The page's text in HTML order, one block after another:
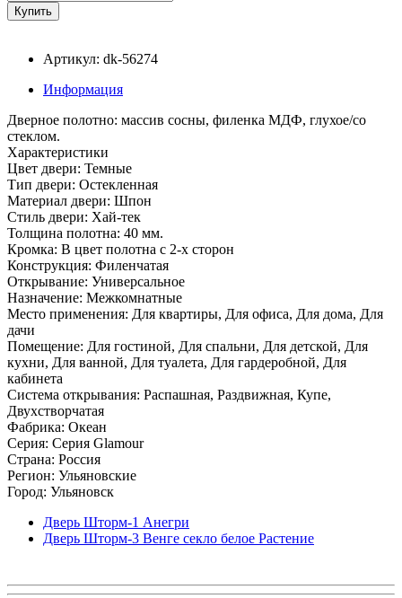
Артикул: dk-56274
Информация
Дверное полотно: массив сосны, филенка МДФ, глухое/со
стеклом.
Характеристики
Цвет двери: Темные
Тип двери: Остекленная
Материал двери: Шпон
Стиль двери: Хай-тек
Толщина полотна: 40 мм.
Кромка: В цвет полотна с 2-х сторон
Конструкция: Филенчатая
Открывание: Универсальное
Назначение: Межкомнатные
Место применения: Для квартиры, Для офиса, Для дома, Для
дачи
Помещение: Для гостиной, Для спальни, Для детской, Для
кухни, Для ванной, Для туалета, Для гардеробной, Для
кабинета
Система открывания: Распашная, Раздвижная, Купе,
Двухстворчатая
Фабрика: Океан
Серия: Серия Glamour
Страна: Россия
Регион: Ульяновские
Город: Ульяновск
Дверь Шторм-1 Анегри
Дверь Шторм-3 Венге секло белое Растение